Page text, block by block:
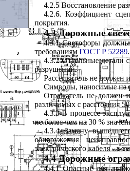
4.2.5 Восстановление
4.2.6. Коэффициент
покрытия.
4.3 Дорожные
4.3.1 Светофоры должны
требованиям ГОСТ Р 52289.
4.3.2 Отдельные детали
разрушений.
Рассеиватель не должен
Символы, наносимые на
Отражатель не должен
различимых с расстояния
4.3.3 В процессе
не более чем на 30 %
4.3.4 Замену
обнаружения
электрического кабеля - в
4.4 Дорожные
4.4.1 Опасные для